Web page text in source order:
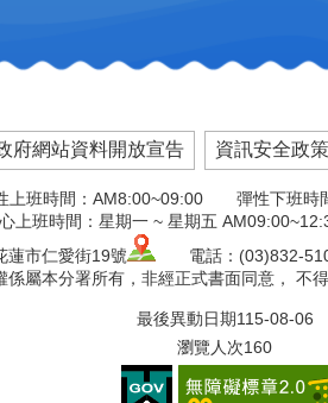
府網站資料開放宣告 資訊安全政策
上班時間：AM8:00~09:00 彈性下班時
上班時間：星期一 ~ 星期五
蓮市仁愛街19號
電話：(03)832-
屬本分署所有，非經正式書面同意， 不
最後異動日期115-08-06
瀏覽人次160